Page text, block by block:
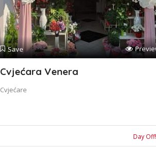
Save
Cvjećara Venera
Cvjećare
Day